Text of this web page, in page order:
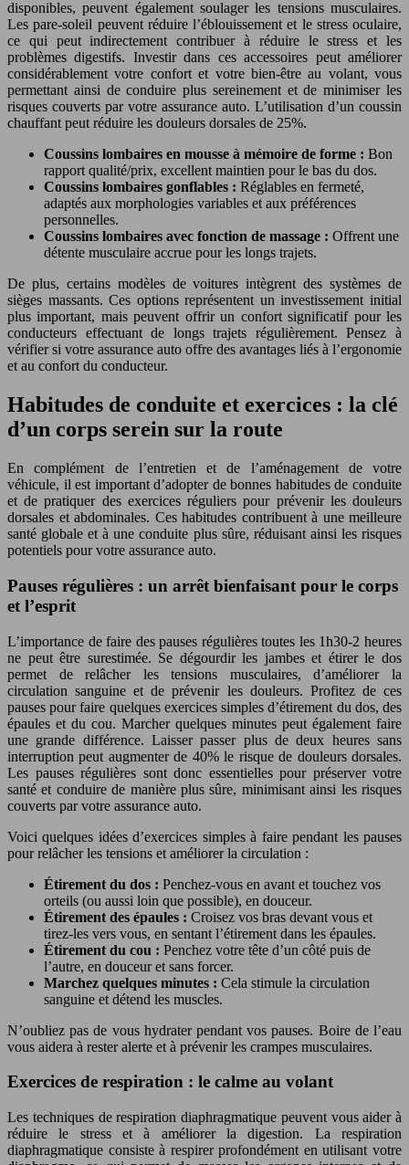
disponibles, peuvent également soulager les tensions musculaires.
Les pare-soleil peuvent réduire l’éblouissement et le stress oculaire,
ce qui peut indirectement contribuer à réduire le stress et les
problèmes digestifs. Investir dans ces accessoires peut améliorer
considérablement votre confort et votre bien-être au volant, vous
permettant ainsi de conduire plus sereinement et de minimiser les
risques couverts par votre assurance auto. L’utilisation d’un coussin
chauffant peut réduire les douleurs dorsales de 25%.
Coussins lombaires en mousse à mémoire de forme : Bon
rapport qualité/prix, excellent maintien pour le bas du dos.
Coussins lombaires gonflables : Réglables en fermeté,
adaptés aux morphologies variables et aux préférences
personnelles.
Coussins lombaires avec fonction de massage : Offrent une
détente musculaire accrue pour les longs trajets.
De plus, certains modèles de voitures intègrent des systèmes de
sièges massants. Ces options représentent un investissement initial
plus important, mais peuvent offrir un confort significatif pour les
conducteurs effectuant de longs trajets régulièrement. Pensez à
vérifier si votre assurance auto offre des avantages liés à l’ergonomie
et au confort du conducteur.
Habitudes de conduite et exercices : la clé
d’un corps serein sur la route
En complément de l’entretien et de l’aménagement de votre
véhicule, il est important d’adopter de bonnes habitudes de conduite
et de pratiquer des exercices réguliers pour prévenir les douleurs
dorsales et abdominales. Ces habitudes contribuent à une meilleure
santé globale et à une conduite plus sûre, réduisant ainsi les risques
potentiels pour votre assurance auto.
Pauses régulières : un arrêt bienfaisant pour le corps
et l’esprit
L’importance de faire des pauses régulières toutes les 1h30-2 heures
ne peut être surestimée. Se dégourdir les jambes et étirer le dos
permet de relâcher les tensions musculaires, d’améliorer la
circulation sanguine et de prévenir les douleurs. Profitez de ces
pauses pour faire quelques exercices simples d’étirement du dos, des
épaules et du cou. Marcher quelques minutes peut également faire
une grande différence. Laisser passer plus de deux heures sans
interruption peut augmenter de 40% le risque de douleurs dorsales.
Les pauses régulières sont donc essentielles pour préserver votre
santé et conduire de manière plus sûre, minimisant ainsi les risques
couverts par votre assurance auto.
Voici quelques idées d’exercices simples à faire pendant les pauses
pour relâcher les tensions et améliorer la circulation :
Étirement du dos : Penchez-vous en avant et touchez vos
orteils (ou aussi loin que possible), en douceur.
Étirement des épaules : Croisez vos bras devant vous et
tirez-les vers vous, en sentant l’étirement dans les épaules.
Étirement du cou : Penchez votre tête d’un côté puis de
l’autre, en douceur et sans forcer.
Marchez quelques minutes : Cela stimule la circulation
sanguine et détend les muscles.
N’oubliez pas de vous hydrater pendant vos pauses. Boire de l’eau
vous aidera à rester alerte et à prévenir les crampes musculaires.
Exercices de respiration : le calme au volant
Les techniques de respiration diaphragmatique peuvent vous aider à
réduire le stress et à améliorer la digestion. La respiration
diaphragmatique consiste à respirer profondément en utilisant votre